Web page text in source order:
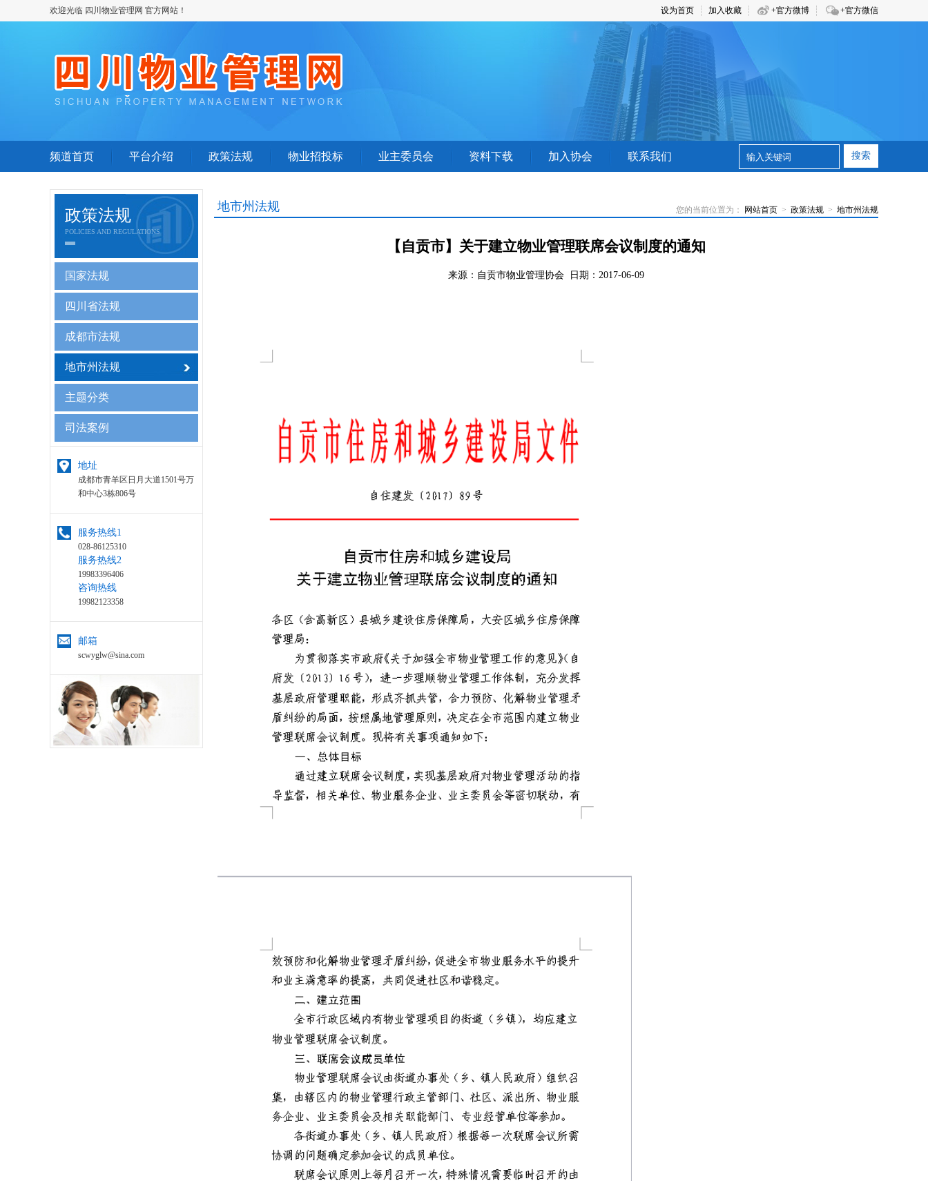
欢迎光临 四川物业管理网 官方网站！ +官方微信
+官方微博
加入收藏
设为首页
频道首页 平台介绍 政策法规 物业招投标 业主委员会 资料下载 加入协会 联系我们 搜索
政策法规
POLICIES AND REGULATIONS
国家法规
四川省法规
成都市法规
地市州法规
主题分类
司法案例
地址
成都市青羊区日月大道1501号万
和中心3栋806号
服务热线1
028-86125310
服务热线2
19983396406
咨询热线
19982123358
邮箱
scwyglw@sina.com
地市州法规 您的当前位置为： 网站首页 > 政策法规 > 地市州法规
【自贡市】关于建立物业管理联席会议制度的通知
来源：自贡市物业管理协会 日期：2017-06-09